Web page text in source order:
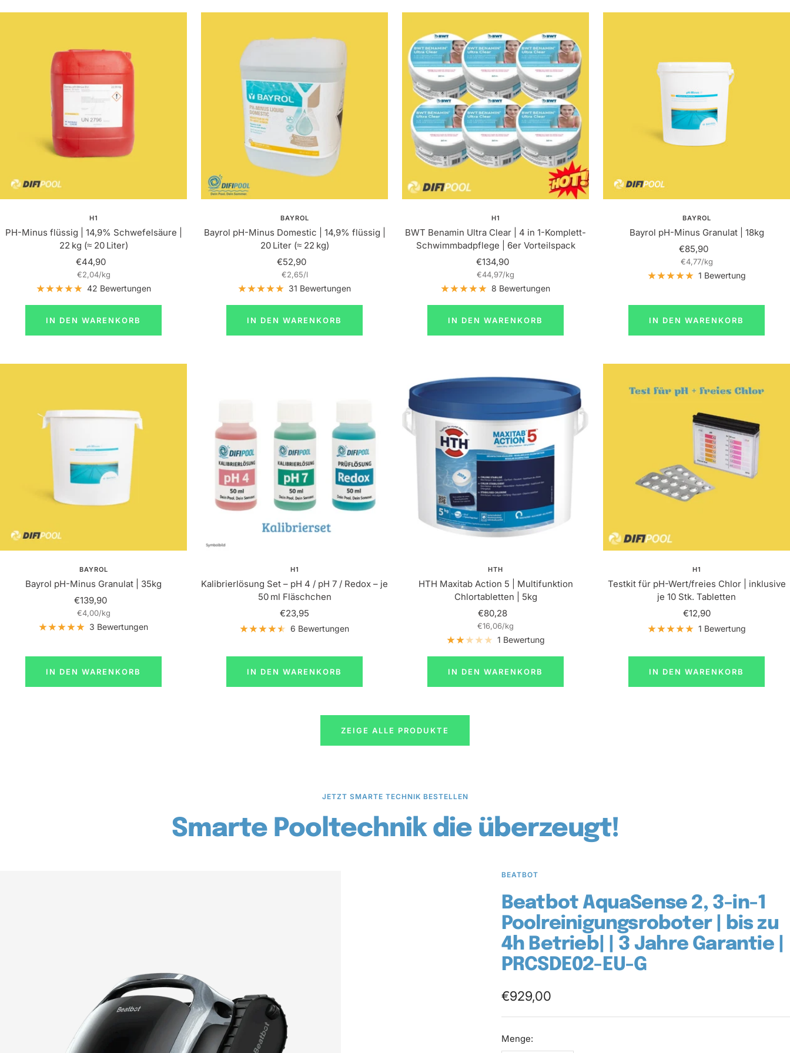
H1
PH-Minus flüssig | 14,9% Schwefelsäure |
22 kg (≈ 20 Liter)
Angebotspreis
€44,90
€2,04/kg
42 Bewertungen
IN DEN WARENKORB
BAYROL
Bayrol pH-Minus Domestic | 14,9% flüssig |
20 Liter (≈ 22 kg)
Angebotspreis
€52,90
€2,65/l
31 Bewertungen
IN DEN WARENKORB
H1
BWT Benamin Ultra Clear | 4 in 1-Komplett-
Schwimmbadpflege | 6er Vorteilspack
Angebotspreis
€134,90
€44,97/kg
8 Bewertungen
IN DEN WARENKORB
BAYROL
Bayrol pH-Minus Granulat | 18kg
Angebotspreis
€85,90
€4,77/kg
1 Bewertung
IN DEN WARENKORB
BAYROL
Bayrol pH-Minus Granulat | 35kg
Angebotspreis
€139,90
€4,00/kg
3 Bewertungen
IN DEN WARENKORB
H1
Kalibrierlösung Set – pH 4 / pH 7 / Redox – je
50 ml Fläschchen
Angebotspreis
€23,95
6 Bewertungen
IN DEN WARENKORB
HTH
HTH Maxitab Action 5 | Multifunktion
Chlortabletten | 5kg
Angebotspreis
€80,28
€16,06/kg
1 Bewertung
IN DEN WARENKORB
H1
Testkit für pH-Wert/freies Chlor | inklusive
je 10 Stk. Tabletten
Angebotspreis
€12,90
1 Bewertung
IN DEN WARENKORB
ZEIGE ALLE PRODUKTE
JETZT SMARTE TECHNIK BESTELLEN
Smarte Pooltechnik die überzeugt!
BEATBOT
Beatbot AquaSense 2, 3-in-1
Poolreinigungsroboter | bis zu
4h Betrieb| | 3 Jahre Garantie |
PRCSDE02-EU-G
Angebotspreis
€929,00
Menge: